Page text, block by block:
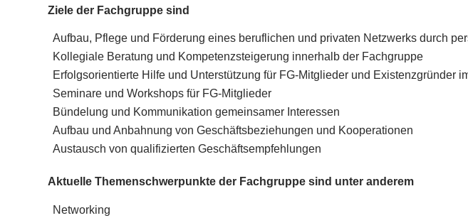
Ziele der Fachgruppe sind
Aufbau, Pflege und Förderung eines beruflichen und privaten Netzwerks durch
Kollegiale Beratung und Kompetenzsteigerung innerhalb der Fachgruppe
Erfolgsorientierte Hilfe und Unterstützung für FG-Mitglieder und Existenzgründer
Seminare und Workshops für FG-Mitglieder
Bündelung und Kommunikation gemeinsamer Interessen
Aufbau und Anbahnung von Geschäftsbeziehungen und Kooperationen
Austausch von qualifizierten Geschäftsempfehlungen
Aktuelle Themenschwerpunkte der Fachgruppe sind unter anderem
Networking